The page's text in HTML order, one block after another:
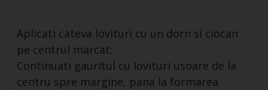
Aplicati cateva lovituri cu un dorn si ciocan
pe centrul marcat;
Continuati gauritul cu lovituri usoare de la
centru spre margine, pana la formarea